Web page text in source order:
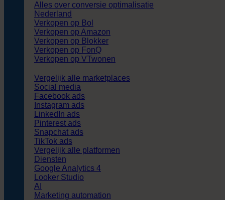
Alles over conversie optimalisatie
Nederland
Verkopen op Bol
Verkopen op Amazon
Verkopen op Blokker
Verkopen op FonQ
Verkopen op VTwonen
Vergelijk alle marketplaces
Social media
Facebook ads
Instagram ads
LinkedIn ads
Pinterest ads
Snapchat ads
TikTok ads
Vergelijk alle platformen
Diensten
Google Analytics 4
Looker Studio
AI
Marketing automation